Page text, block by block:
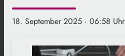
18. September 2025 · 06:58 Uhr